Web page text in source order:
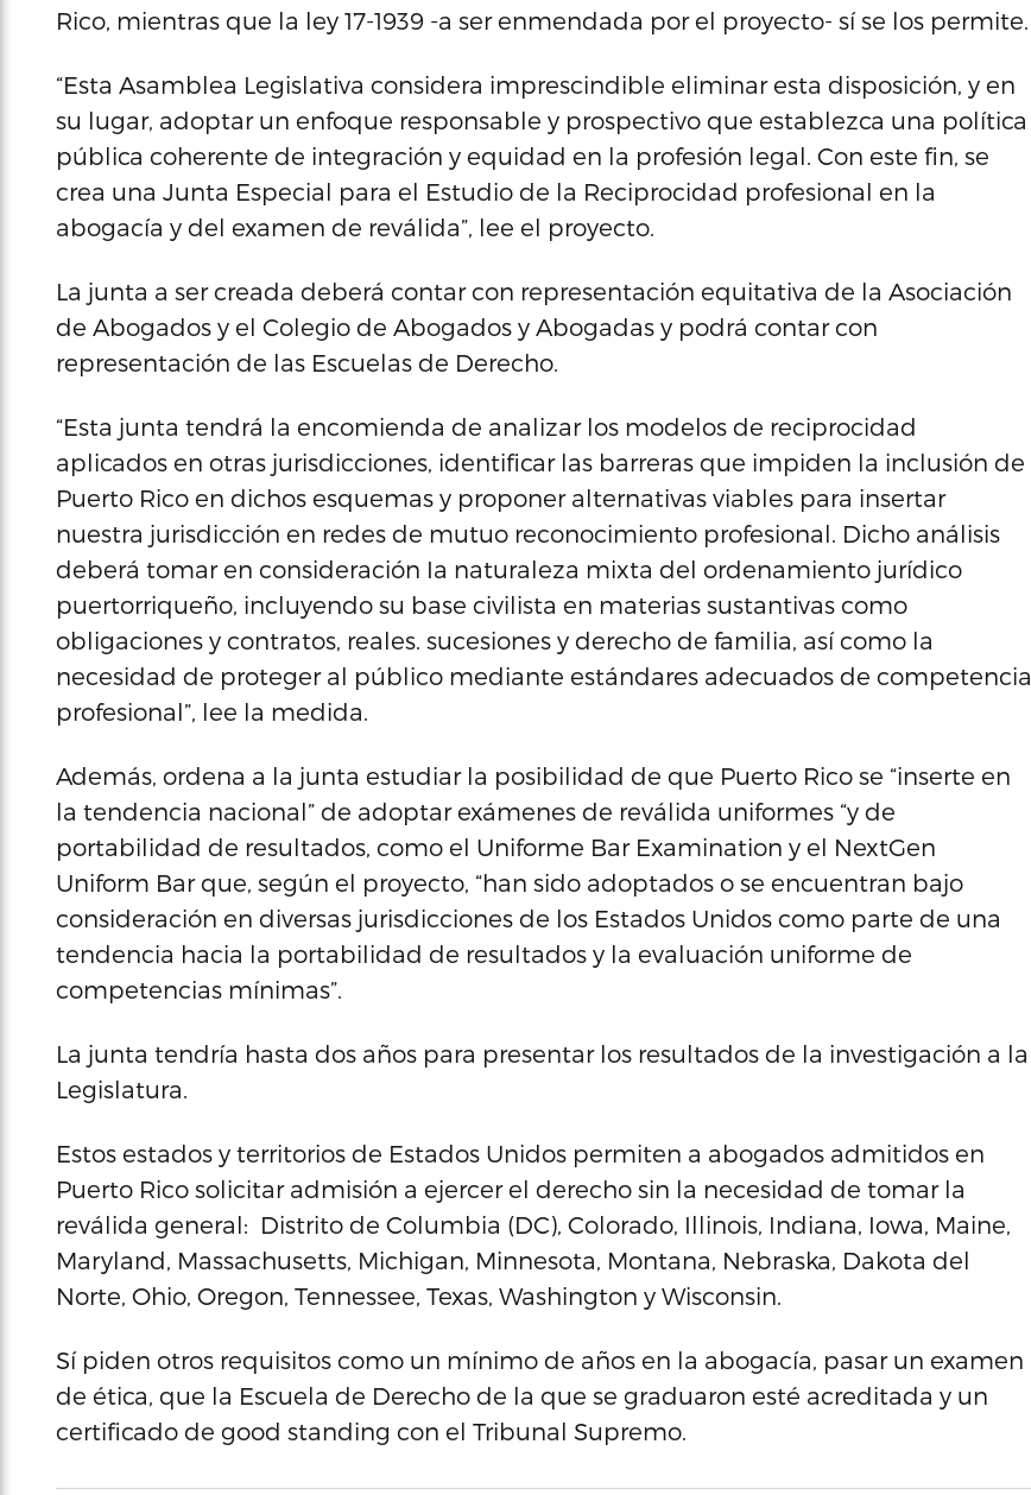
Rico, mientras que la ley 17-1939 -a ser enmendada por el proyecto- sí se los permite.
“Esta Asamblea Legislativa considera imprescindible eliminar esta disposición, y en
su lugar, adoptar un enfoque responsable y prospectivo que establezca una política
pública coherente de integración y equidad en la profesión legal. Con este fin, se
crea una Junta Especial para el Estudio de la Reciprocidad profesional en la
abogacía y del examen de reválida”, lee el proyecto.
La junta a ser creada deberá contar con representación equitativa de la Asociación
de Abogados y el Colegio de Abogados y Abogadas y podrá contar con
representación de las Escuelas de Derecho.
“Esta junta tendrá la encomienda de analizar los modelos de reciprocidad
aplicados en otras jurisdicciones, identificar las barreras que impiden la inclusión de
Puerto Rico en dichos esquemas y proponer alternativas viables para insertar
nuestra jurisdicción en redes de mutuo reconocimiento profesional. Dicho análisis
deberá tomar en consideración Ia naturaleza mixta del ordenamiento jurídico
puertorriqueño, incluyendo su base civilista en materias sustantivas como
obligaciones y contratos, reales. sucesiones y derecho de familia, así como la
necesidad de proteger al público mediante estándares adecuados de competencia
profesional”, lee la medida.
Además, ordena a la junta estudiar la posibilidad de que Puerto Rico se “inserte en
la tendencia nacional” de adoptar exámenes de reválida uniformes “y de
portabilidad de resultados, como el Uniforme Bar Examination y el NextGen
Uniform Bar que, según el proyecto, “han sido adoptados o se encuentran bajo
consideración en diversas jurisdicciones de los Estados Unidos como parte de una
tendencia hacia la portabilidad de resultados y la evaluación uniforme de
competencias mínimas”.
La junta tendría hasta dos años para presentar los resultados de la investigación a la
Legislatura.
Estos estados y territorios de Estados Unidos permiten a abogados admitidos en
Puerto Rico solicitar admisión a ejercer el derecho sin la necesidad de tomar la
reválida general: Distrito de Columbia (DC), Colorado, Illinois, Indiana, Iowa, Maine,
Maryland, Massachusetts, Michigan, Minnesota, Montana, Nebraska, Dakota del
Norte, Ohio, Oregon, Tennessee, Texas, Washington y Wisconsin.
Sí piden otros requisitos como un mínimo de años en la abogacía, pasar un examen
de ética, que la Escuela de Derecho de la que se graduaron esté acreditada y un
certificado de good standing con el Tribunal Supremo.